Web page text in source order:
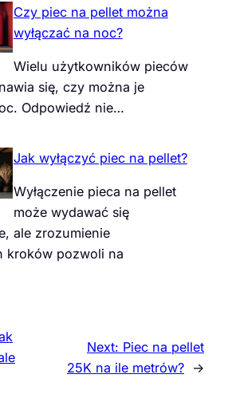
Czy piec na pellet można
wyłączać na noc?
Wielu użytkowników pieców
się, czy można je
Odpowiedź nie…
Jak wyłączyć piec na pellet?
Wyłączenie pieca na pellet
może wydawać się
ale zrozumienie
kroków pozwoli na
Next: Piec na pellet
25K na ile metrów? →